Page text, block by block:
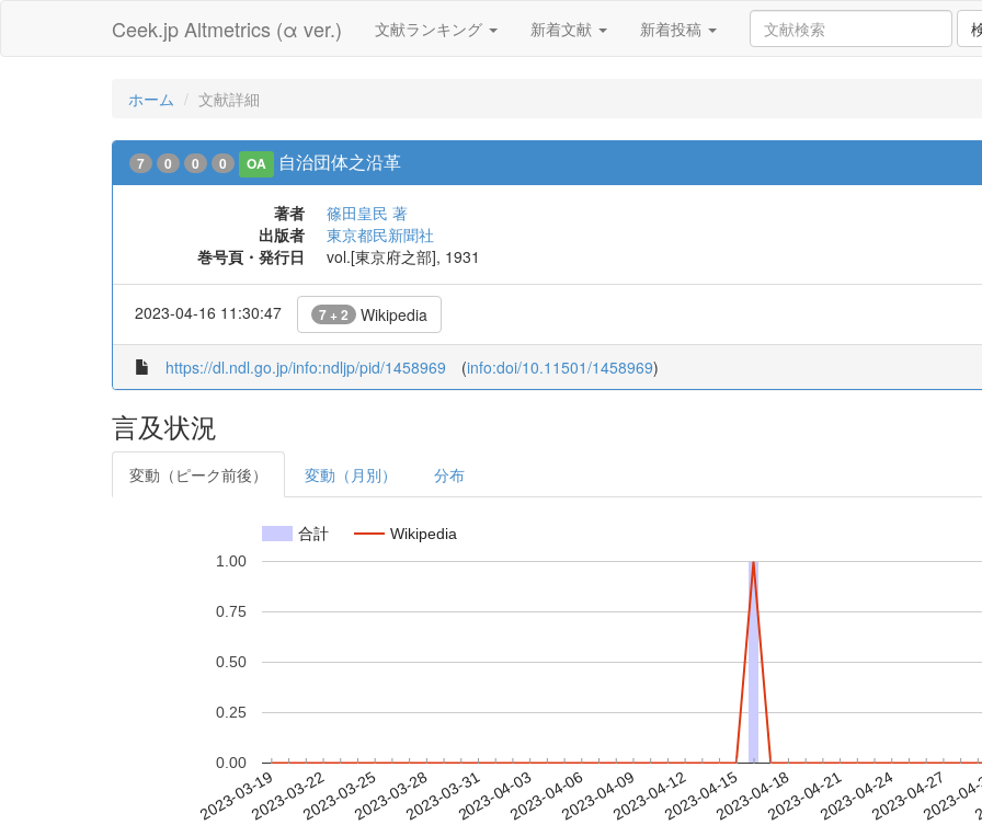
Ceek.jp Altmetrics (α ver.) 文献ランキング 新着文献 新着投稿
ホーム 文献詳細
7 0 0 0 OA 自治団体之沿革
著者
篠田皇民 著
出版者
東京都民新聞社
巻号頁・発行日
vol.[東京府之部], 1931
2023-04-16 11:30:47 7 + 2 Wikipedia
https://dl.ndl.go.jp/info:ndljp/pid/1458969 (info:doi/10.11501/1458969)
言及状況
変動（ピーク前後） 変動（月別） 分布
合計 Wikipedia
2023-03-192023-03-222023-03-252023-03-282023-03-312023-04-032023-04-062023-04-092023-04-122023-04-152023-04-182023-04-212023-04-242023-04-27
2023-
0.00
0.25
0.50
0.75
1.00